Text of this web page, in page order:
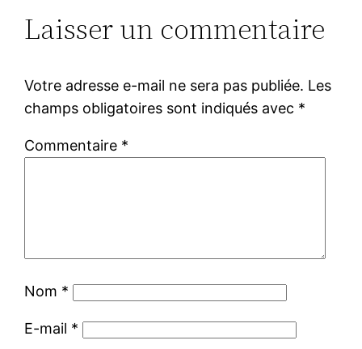
Laisser un commentaire
Votre adresse e-mail ne sera pas publiée. Les
champs obligatoires sont indiqués avec *
Commentaire *
Nom *
E-mail *